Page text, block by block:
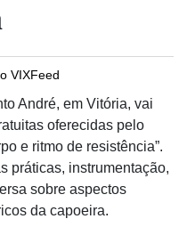
VIXFeed
André, em Vitória, vai
oferecidas pelo
e ritmo de resistência”.
práticas, instrumentação,
sobre aspectos
da capoeira.